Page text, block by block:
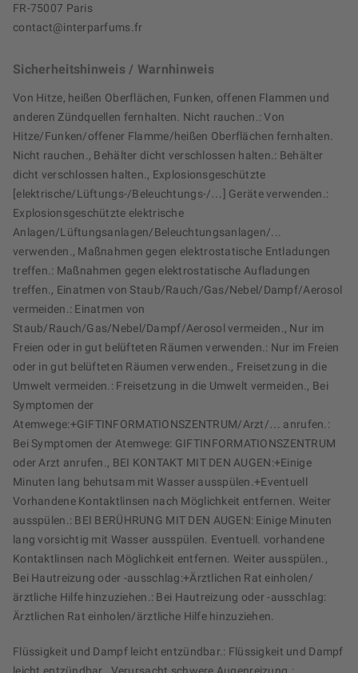
FR-75007 Paris
contact@interparfums.fr
Sicherheitshinweis / Warnhinweis
Von Hitze, heißen Oberflächen, Funken, offenen Flammen und
anderen Zündquellen fernhalten. Nicht rauchen.: Von
Hitze/Funken/offener Flamme/heißen Oberflächen fernhalten.
Nicht rauchen., Behälter dicht verschlossen halten.: Behälter
dicht verschlossen halten., Explosionsgeschützte
[elektrische/Lüftungs-/Beleuchtungs-/…] Geräte verwenden.:
Explosionsgeschützte elektrische
Anlagen/Lüftungsanlagen/Beleuchtungsanlagen/...
verwenden., Maßnahmen gegen elektrostatische Entladungen
treffen.: Maßnahmen gegen elektrostatische Aufladungen
treffen., Einatmen von Staub/Rauch/Gas/Nebel/Dampf/Aerosol
vermeiden.: Einatmen von
Staub/Rauch/Gas/Nebel/Dampf/Aerosol vermeiden., Nur im
Freien oder in gut belüfteten Räumen verwenden.: Nur im Freien
oder in gut belüfteten Räumen verwenden., Freisetzung in die
Umwelt vermeiden.: Freisetzung in die Umwelt vermeiden., Bei
Symptomen der
Atemwege:+GIFTINFORMATIONSZENTRUM/Arzt/… anrufen.:
Bei Symptomen der Atemwege: GIFTINFORMATIONSZENTRUM
oder Arzt anrufen., BEI KONTAKT MIT DEN AUGEN:+Einige
Minuten lang behutsam mit Wasser ausspülen.+Eventuell
Vorhandene Kontaktlinsen nach Möglichkeit entfernen. Weiter
ausspülen.: BEI BERÜHRUNG MIT DEN AUGEN: Einige Minuten
lang vorsichtig mit Wasser ausspülen. Eventuell. vorhandene
Kontaktlinsen nach Möglichkeit entfernen. Weiter ausspülen.,
Bei Hautreizung oder -ausschlag:+Ärztlichen Rat einholen/
ärztliche Hilfe hinzuziehen.: Bei Hautreizung oder -ausschlag:
Ärztlichen Rat einholen/ärztliche Hilfe hinzuziehen.
Flüssigkeit und Dampf leicht entzündbar.: Flüssigkeit und Dampf